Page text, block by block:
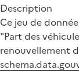
Description
Ce jeu de
"Part des
renouvellement